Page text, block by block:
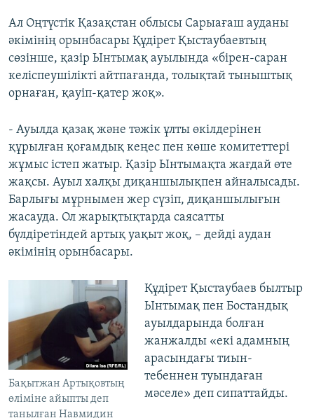
Ал Оңтүстік Қазақстан облысы Сарыағаш ауданы
әкімінің орынбасары Құдірет Қыстаубаевтың
сөзінше, қазір Ынтымақ ауылында «бірен-саран
келіспеушілікті айтпағанда, толықтай тыныштық
орнаған, қауіп-қатер жоқ».
- Ауылда қазақ және тәжік ұлты өкілдерінен
құрылған қоғамдық кеңес пен көше комитеттері
жұмыс істеп жатыр. Қазір Ынтымақта жағдай өте
жақсы. Ауыл халқы диқаншылықпен айналысады.
Барлығы мұрнымен жер сүзіп, диқаншылығын
жасауда. Ол жарықтықтарда саясатты
бүлдіретіндей артық уақыт жоқ, – дейді аудан
әкімінің орынбасары.
Бақытжан Артықовтың
өліміне айыпты деп
танылған Навмидин
Құдірет Қыстаубаев былтыр
Ынтымақ пен Бостандық
ауылдарында болған
жанжалды «екі адамның
арасындағы тиын-
тебеннен туындаған
мәселе» деп сипаттайды.